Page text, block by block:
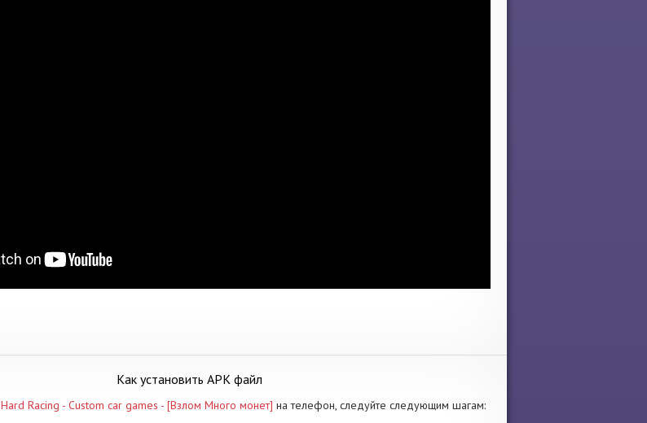
Как установить APK файл
Hard Racing - Custom car games - [Взлом Много монет] на телефон, следуйте следующим шагам: